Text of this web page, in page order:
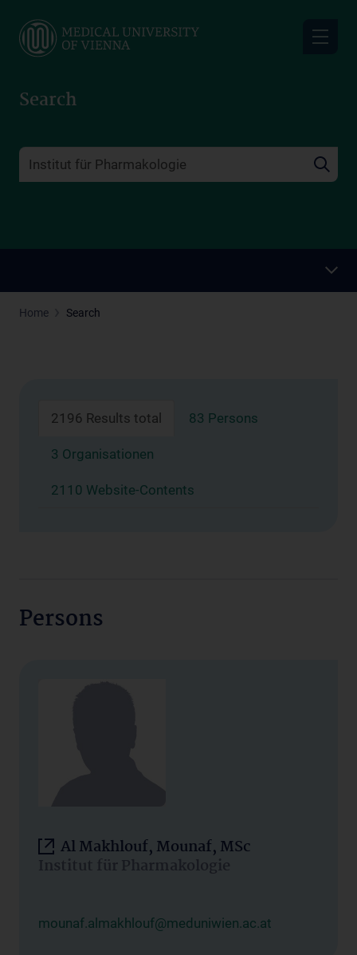
main
Search
Home Search
2196 Results total 83 Persons
3 Organisationen
2110 Website-Contents
Persons
Al Makhlouf, Mounaf, MSc
Institut für Pharmakologie
mounaf.almakhlouf@meduniwien.ac.at